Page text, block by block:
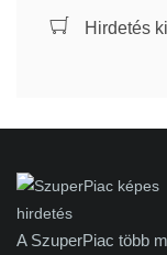
Hirdetés
A SzuperPiac több